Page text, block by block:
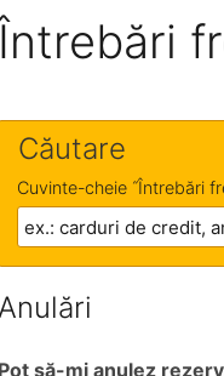
Căutare
Cuvinte-cheie ˝Întrebări
să-mi anulez